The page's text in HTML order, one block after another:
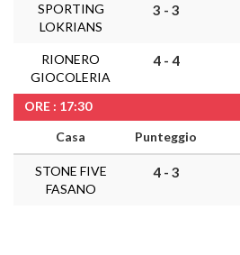
SPORTING
LOKRIANS
3 - 3
RIONERO
GIOCOLERIA
4 - 4
ORE : 17:30
Casa
Punteggio
STONE FIVE
FASANO
4 - 3